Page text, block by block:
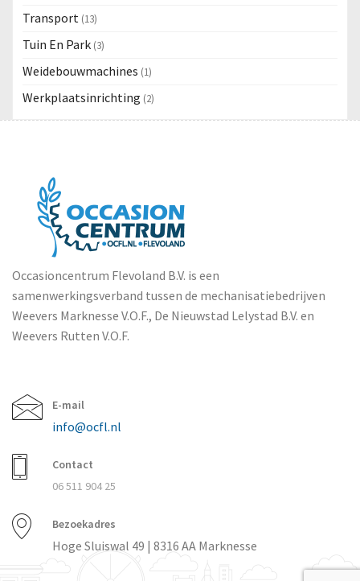
Transport (13)
Tuin En Park (3)
Weidebouwmachines (1)
Werkplaatsinrichting (2)
Occasioncentrum Flevoland B.V. is een
samenwerkingsverband tussen de mechanisatiebedrijven
Weevers Marknesse V.O.F., De Nieuwstad Lelystad B.V. en
Weevers Rutten V.O.F.
E-mail
info@ocfl.nl
Contact
06 511 904 25
Bezoekadres
Hoge Sluiswal 49 | 8316 AA Marknesse